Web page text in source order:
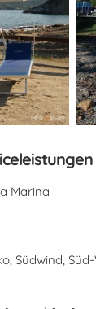
Marina
Südwind,